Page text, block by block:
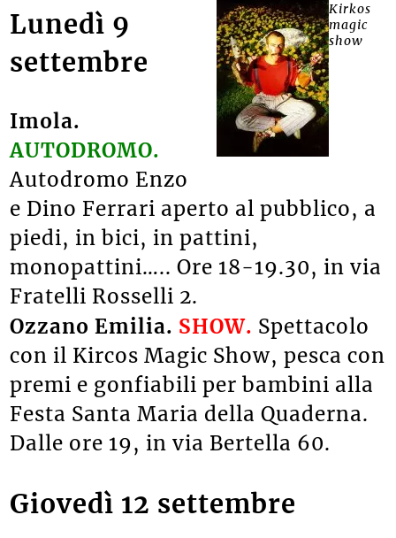
Kirkos
magic
show
Lunedì 9
settembre
Imola.
AUTODROMO.
Autodromo Enzo
e Dino Ferrari aperto al pubblico, a
piedi, in bici, in pattini,
monopattini….. Ore 18-19.30, in via
Fratelli Rosselli 2.
Ozzano Emilia. SHOW. Spettacolo
con il Kircos Magic Show, pesca con
premi e gonfiabili per bambini alla
Festa Santa Maria della Quaderna.
Dalle ore 19, in via Bertella 60.
Giovedì 12 settembre